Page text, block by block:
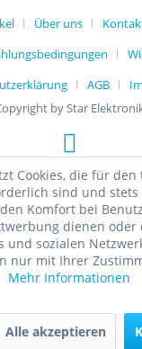
Über uns
AGB
by Star
Cookies, die für
sind und stets
Komfort bei
dienen
und sozialen
nur mit Ihrer
Mehr Informationen
Alle akzeptieren